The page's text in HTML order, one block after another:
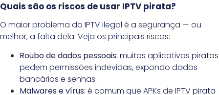
Quais são os riscos de usar IPTV pirata?
O maior problema do IPTV ilegal é a segurança — ou
melhor, a falta dela. Veja os principais riscos:
Roubo de dados pessoais: muitos aplicativos piratas
pedem permissões indevidas, expondo dados
bancários e senhas.
Malwares e vírus: é comum que APKs de IPTV pirata